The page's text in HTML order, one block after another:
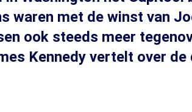
waren met de winst van
ook steeds meer
Kennedy vertelt over de